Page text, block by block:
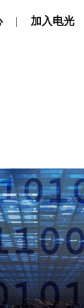
加入电光